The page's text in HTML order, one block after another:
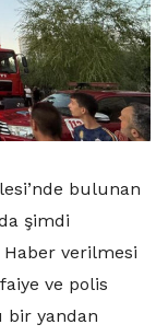
bulunan
şimdi
Haber verilmesi
ve polis
bir yandan